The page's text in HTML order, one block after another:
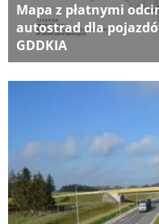
Mapa z płatnymi
autostrad dla
GDDKIA